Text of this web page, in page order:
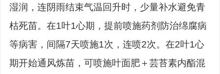
湿润，连阴雨结束气温回升时，少量补水避免青
枯死苗。在1叶1心期，提前喷施药剂防治绵腐病
等病害，间隔7天喷施1次，连喷2次。在2叶1心
期开始通风炼苗，可喷施叶面肥＋芸苔素内酯混